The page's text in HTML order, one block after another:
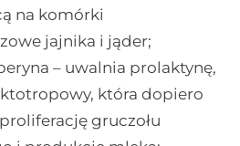
na komórki
jajnika i jąder;
– uwalnia prolaktynę,
która dopiero
gruczołu